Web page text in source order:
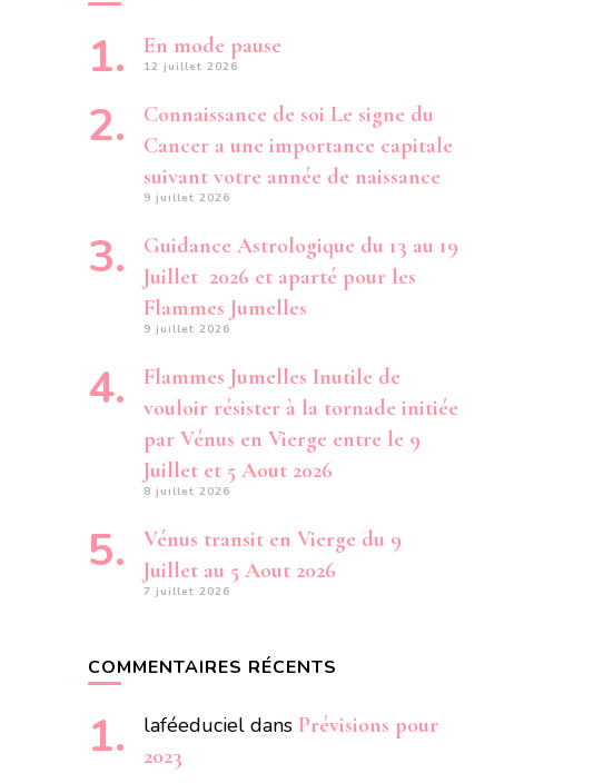
En mode pause
12 juillet 2026
Connaissance de soi Le signe du
Cancer a une importance capitale
suivant votre année de naissance
9 juillet 2026
Guidance Astrologique du 13 au 19
Juillet 2026 et aparté pour les
Flammes Jumelles
9 juillet 2026
Flammes Jumelles Inutile de
vouloir résister à la tornade initiée
par Vénus en Vierge entre le 9
Juillet et 5 Aout 2026
8 juillet 2026
Vénus transit en Vierge du 9
Juillet au 5 Aout 2026
7 juillet 2026
COMMENTAIRES RÉCENTS
laféeduciel dans Prévisions pour
2023